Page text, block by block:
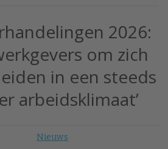
2026:
om zich
in een steeds
arbeidsklimaat’
Nieuws